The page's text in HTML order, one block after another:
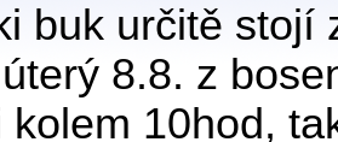
buk určitě stojí
8.8. z
kolem 10hod,